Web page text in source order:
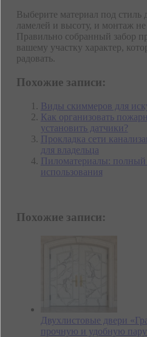
Выберите материал под стиль
ламелей и высоту, и монтаж
Правильно собранный забор
вашему участку характер,
радовать.
Похожие записи:
Виды скиммеров для
Как организовать
установить датчики?
Прокладка сети
для владельца
Пиломатериалы: полный
использования
Похожие записи:
Двухлистовые двери
прочную и удобную пару